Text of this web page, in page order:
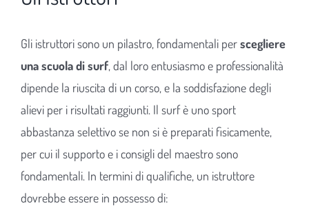
Gli istruttori sono un pilastro, fondamentali perscegliere
una scuola di surf, dal loro entusiasmo e professionalità
dipende la riuscita di un corso, e la soddisfazione degli
alievi per i risultati raggiunti. Il surf è uno sport
abbastanza selettivo se non si è preparati fisicamente,
per cui il supporto e i consigli del maestro sono
fondamentali. In termini di qualifiche, un istruttore
dovrebbe essere in possesso di: